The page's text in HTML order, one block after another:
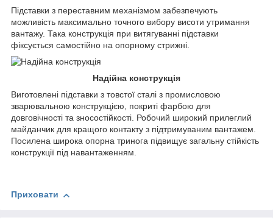
Підставки з переставним механізмом забезпечують
можливість максимально точного вибору висоти утримання
вантажу. Така конструкція при витягуванні підставки
фіксується самостійно на опорному стрижні.
Надійна конструкція
Виготовлені підставки з товстої сталі з промисловою
зварювальною конструкцією, покриті фарбою для
довговічності та зносостійкості. Робочий широкий прилеглий
майданчик для кращого контакту з підтримуваним вантажем.
Посилена широка опорна тринога підвищує загальну стійкість
конструкції під навантаженням.
Приховати